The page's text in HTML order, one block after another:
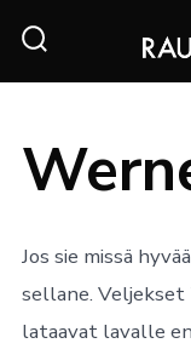
sisältöönNäytä/piilota
hakukenttä
Jos sie missä
sellane. Veljekset
lataavat lavalle